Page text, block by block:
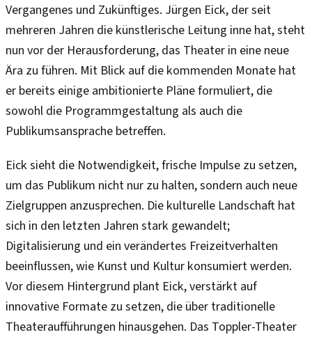
Vergangenes und Zukünftiges. Jürgen Eick, der seit
mehreren Jahren die künstlerische Leitung inne hat, steht
nun vor der Herausforderung, das Theater in eine neue
Ära zu führen. Mit Blick auf die kommenden Monate hat
er bereits einige ambitionierte Pläne formuliert, die
sowohl die Programmgestaltung als auch die
Publikumsansprache betreffen.
Eick sieht die Notwendigkeit, frische Impulse zu setzen,
um das Publikum nicht nur zu halten, sondern auch neue
Zielgruppen anzusprechen. Die kulturelle Landschaft hat
sich in den letzten Jahren stark gewandelt;
Digitalisierung und ein verändertes Freizeitverhalten
beeinflussen, wie Kunst und Kultur konsumiert werden.
Vor diesem Hintergrund plant Eick, verstärkt auf
innovative Formate zu setzen, die über traditionelle
Theateraufführungen hinausgehen. Das Toppler-Theater